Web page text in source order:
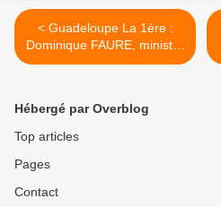
< Guadeloupe La 1ère :
Dominique FAURE, ministre
déléguée chargée des
du JT de 19h30 !
Hébergé par Overblog
Top articles
Pages
Contact